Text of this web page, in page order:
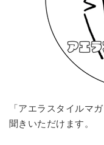
「アエラスタイルマ
聞きいただけます。